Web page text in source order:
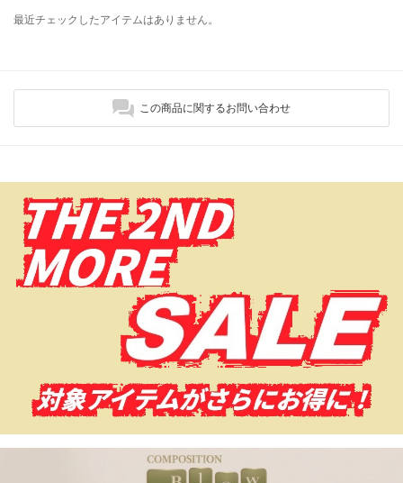
最近チェックしたアイテムはありません。
この商品に関するお問い合わせ